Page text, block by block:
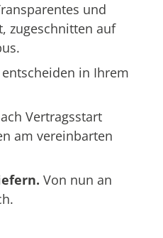
und
zugeschnitten auf
entscheiden in Ihrem
Vertragsstart
am vereinbarten
Von nun an